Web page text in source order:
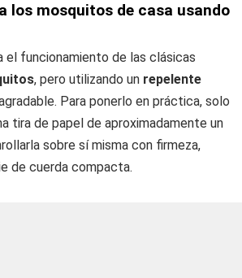
los mosquitos de casa usando
el funcionamiento de las clásicas
, pero utilizando un repelente
Para ponerlo en práctica, solo
tira de papel de aproximadamente un
sobre sí misma con firmeza,
de cuerda compacta.